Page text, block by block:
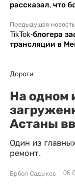
рассказал, что
Предыдущая новость
TikTok-блогера
трансляции в
Дороги
На одном
Астаны
Один из
ремонт.
Ербол Садыков